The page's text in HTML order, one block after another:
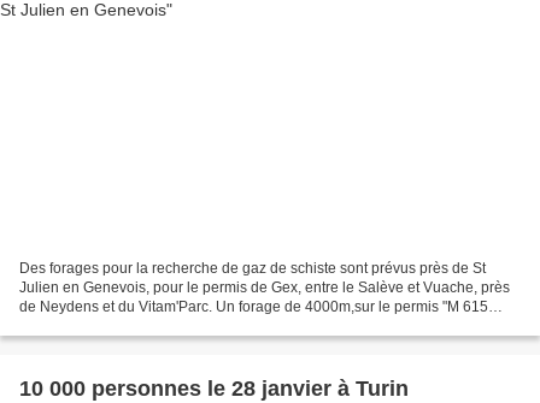
Des forages pour la recherche de gaz de schiste sont prévus près de St
Julien en Genevois, pour le permis de Gex, entre le Salève et Vuache, près
de Neydens et du Vitam'Parc. Un forage de 4000m,sur le permis "M 615
10 000 personnes le 28 janvier à Turin